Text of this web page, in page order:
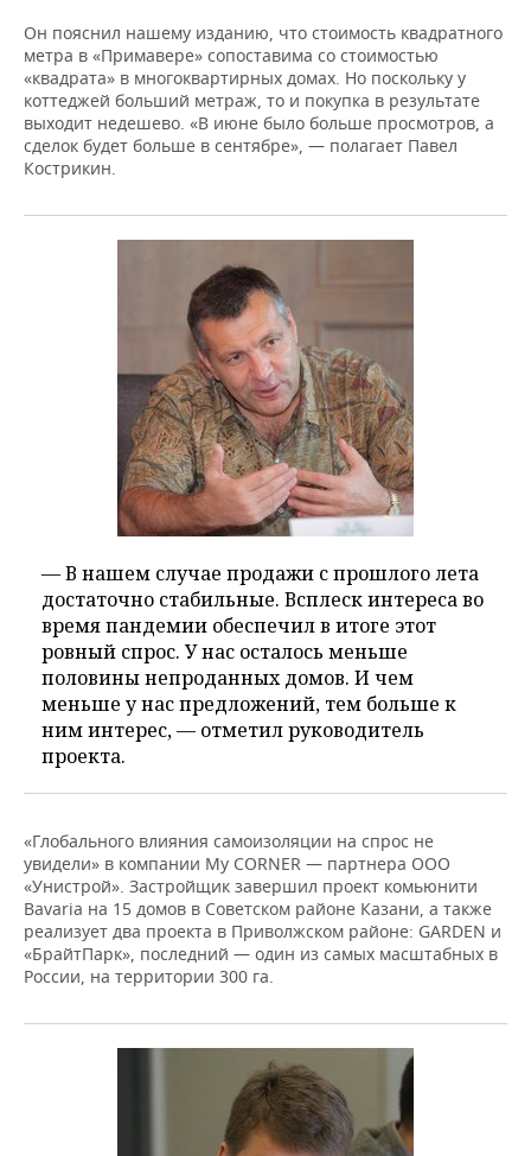
Он пояснил нашему изданию, что стоимость квадратного
метра в «Примавере» сопоставима со стоимостью
«квадрата» в многоквартирных домах. Но поскольку у
коттеджей больший метраж, то и покупка в результате
выходит недешево. «В июне было больше просмотров, а
сделок будет больше в сентябре», — полагает Павел
Кострикин.
— В нашем случае продажи с прошлого лета
достаточно стабильные. Всплеск интереса во
время пандемии обеспечил в итоге этот
ровный спрос. У нас осталось меньше
половины непроданных домов. И чем
меньше у нас предложений, тем больше к
ним интерес, — отметил руководитель
проекта.
«Глобального влияния самоизоляции на спрос не
увидели» в компании My CORNER — партнера ООО
«Унистрой». Застройщик завершил проект комьюнити
Bavaria на 15 домов в Советском районе Казани, а также
реализует два проекта в Приволжском районе: GARDEN и
«БрайтПарк», последний — один из самых масштабных в
России, на территории 300 га.